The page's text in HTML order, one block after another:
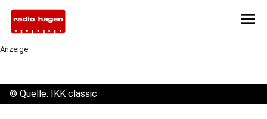
menu
Anzeige
© Quelle: IKK classic